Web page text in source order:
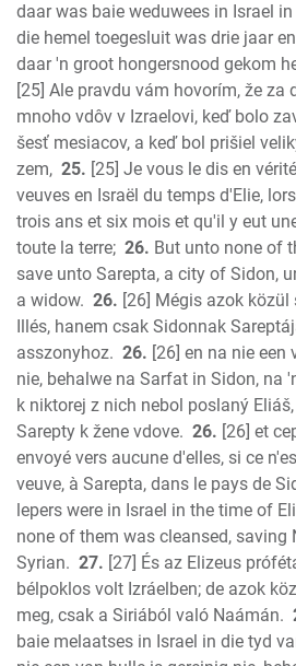
daar was baie weduwees in Israel in
die hemel toegesluit was drie jaar
daar 'n groot hongersnood gekom
[25] Ale pravdu vám hovorím, že za
mnoho vdôv v Izraelovi, keď bolo
šesť mesiacov, a keď bol prišiel
zem, 25. [25] Je vous le dis en
veuves en Israël du temps d'Elie,
trois ans et six mois et qu'il y eut
toute la terre; 26. But unto none of
save unto Sarepta, a city of Sidon,
a widow. 26. [26] Mégis azok
Illés, hanem csak Sidonnak
asszonyhoz. 26. [26] en na nie een
nie, behalwe na Sarfat in Sidon, na
k niktorej z nich nebol poslaný
Sarepty k žene vdove. 26. [26] et
envoyé vers aucune d'elles, si ce
veuve, à Sarepta, dans le pays de
lepers were in Israel in the time of
none of them was cleansed, saving
Syrian. 27. [27] És az Elizeus
bélpoklos volt Izráelben; de azok
meg, csak a Siriából való Naámán.
baie melaatses in Israel in die tyd